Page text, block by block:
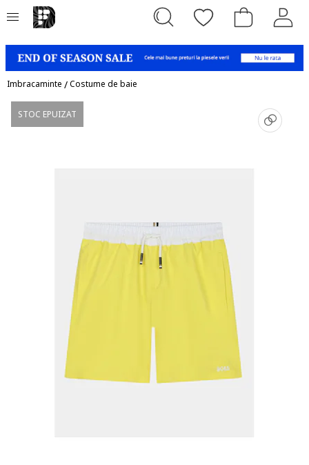
Imbracaminte /Costume de baie
STOC EPUIZAT